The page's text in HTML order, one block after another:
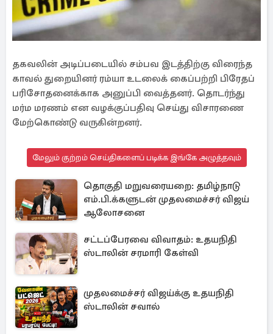
தகவலின் அடிப்படையில் சம்பவ இடத்திற்கு விரைந்த
காவல் துறையினர் ரம்யா உடலைக் கைப்பற்றி பிரேதப்
பரிசோதனைக்காக அனுப்பி வைத்தனர். தொடர்ந்து
மர்ம மரணம் என வழக்குப்பதிவு செய்து விசாரணை
மேற்கொண்டு வருகின்றனர்.
மேலும் குற்றம் செய்திகளைப் படிக்க இங்கே அழுத்தவும்
தொகுதி மறுவரையறை: தமிழ்நாடு
எம்.பி.க்களுடன் முதலமைச்சர் விஜய்
ஆலோசனை
சட்டப்பேரவை விவாதம்: உதயநிதி
ஸ்டாலின் சரமாரி கேள்வி
முதலமைச்சர் விஜய்க்கு உதயநிதி
ஸ்டாலின் சவால்